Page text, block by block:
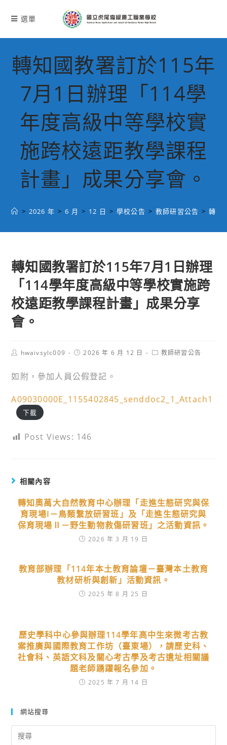
選單
轉知國教署訂於115年
7月1日辦理「114學
年度高級中等學校實
施跨校遠距教學課程
計畫」成果分享會。
> 2026 年 > 6 月 > 12 日 > 學校公告 > 教師研習公告 > 轉知
轉知國教署訂於115年7月1日辦理
「114學年度高級中等學校實施跨
校遠距教學課程計畫」成果分享
會。
Posthwaivsylc009
Post2026 年 6 月 12 日
Post教師研習公告
如附，參加人員公假登記。
A09030000E_1155402845_senddoc2_1_Attach1
下載
Post Views: 146
相關內容
轉知奧萬大自然教育中心辦理「走進生態研究與保
育現場I－鳥類繫放研習班」及「走進生態研究與
保育現場Ⅱ－野生動物救傷研習班」之活動資訊。
2026 年 3 月 19 日
教育部辦理「114年本土教育論壇－臺灣本土教育
教材研析與創新」活動資訊。
2025 年 8 月 25 日
歷史學科中心參與辦理114學年高中生來微考古教
案推廣與國際教育工作坊（臺東場），請歷史科、
社會科、英語文科及關心考古學及考古遺址相關議
題老師踴躍報名參加。
2025 年 7 月 14 日
網站搜尋
for: